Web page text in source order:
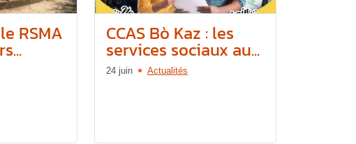
RSMA CCAS Bò Kaz : les
services sociaux au...
24 juin Actualités